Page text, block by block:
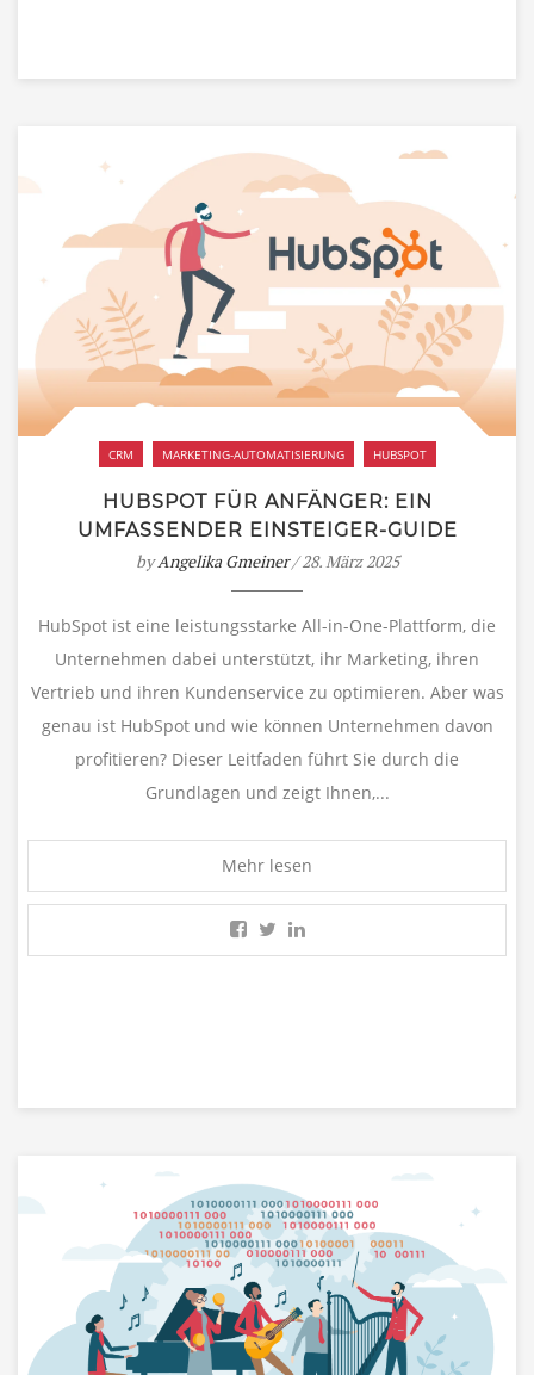
CRM MARKETING-AUTOMATISIERUNG HUBSPOT
HUBSPOT FÜR ANFÄNGER: EIN
UMFASSENDER EINSTEIGER-GUIDE
byAngelika Gmeiner/ 28. März 2025
HubSpot ist eine leistungsstarke All-in-One-Plattform, die
Unternehmen dabei unterstützt, ihr Marketing, ihren
Vertrieb und ihren Kundenservice zu optimieren. Aber was
genau ist HubSpot und wie können Unternehmen davon
profitieren? Dieser Leitfaden führt Sie durch die
Grundlagen und zeigt Ihnen,...
Mehr lesen